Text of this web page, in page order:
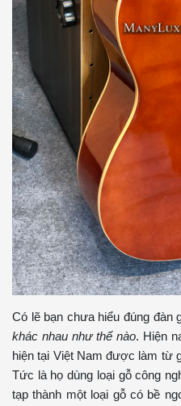
Có lẽ bạn chưa hiểu đúng đàn
khác nhau như thế nào. Hiện
hiện tại Việt Nam được làm từ
Tức là họ dùng loại gỗ công
tạp thành một loại gỗ có bề